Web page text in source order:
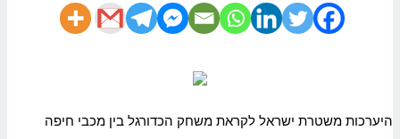
היערכות משטרת ישראל לקראת משחק הכדורגל בין מכבי חיפה